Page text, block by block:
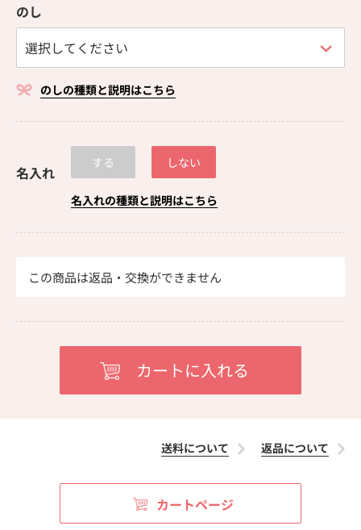
のし
のしの種類と説明はこちら
名入れ
する しない
名入れの種類と説明はこちら
この商品は返品・交換ができません
送料について 返品について
カートページ